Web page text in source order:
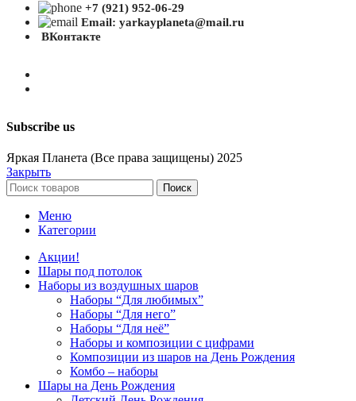
+7 (921) 952-06-29
Email: yarkayplaneta@mail.ru
ВКонтакте
Subscribe us
Яркая Планета (Все права защищены) 2025
Закрыть
Поиск
Меню
Категории
Акции!
Шары под потолок
Наборы из воздушных шаров
Наборы “Для любимых”
Наборы “Для него”
Наборы “Для неё”
Наборы и композиции с цифрами
Композиции из шаров на День Рождения
Комбо – наборы
Шары на День Рождения